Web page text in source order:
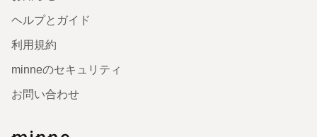
ヘルプとガイド
利用規約
minneのセキュリティ
お問い合わせ